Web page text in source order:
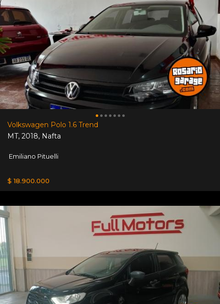
Volkswagen Polo 1.6 Trend
MT, 2018, Nafta
Emiliano Pituelli
$ 18.900.000